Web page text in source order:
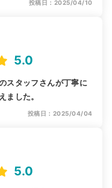
投稿日：2025/04/10
5.0
スタッフさんが丁寧に
ました。
投稿日：2025/04/04
5.0